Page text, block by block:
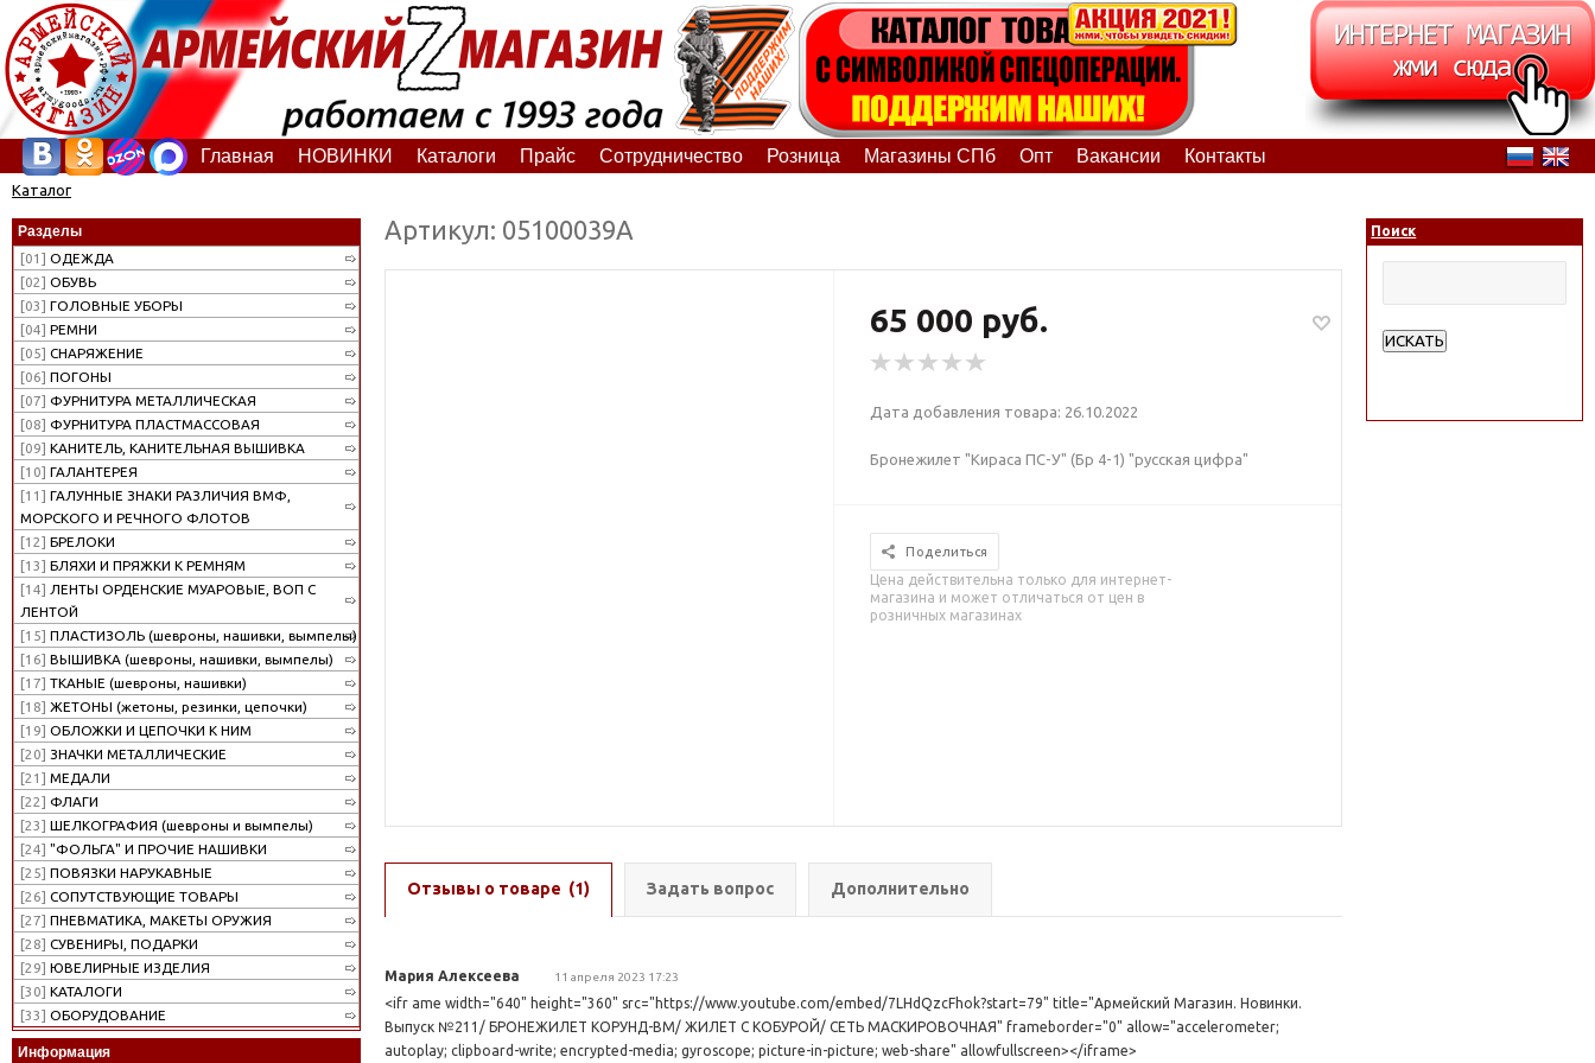
Главная НОВИНКИ Каталоги Прайс Сотрудничество Розница Магазины СПб Опт Вакансии Контакты
Каталог
Разделы
[01] ОДЕЖДА
[02] ОБУВЬ
[03] ГОЛОВНЫЕ УБОРЫ
[04] РЕМНИ
[05] СНАРЯЖЕНИЕ
[06] ПОГОНЫ
[07] ФУРНИТУРА МЕТАЛЛИЧЕСКАЯ
[08] ФУРНИТУРА ПЛАСТМАССОВАЯ
[09] КАНИТЕЛЬ, КАНИТЕЛЬНАЯ ВЫШИВКА
[10] ГАЛАНТЕРЕЯ
[11] ГАЛУННЫЕ ЗНАКИ РАЗЛИЧИЯ ВМФ,
МОРСКОГО И РЕЧНОГО ФЛОТОВ
[12] БРЕЛОКИ
[13] БЛЯХИ И ПРЯЖКИ К РЕМНЯМ
[14] ЛЕНТЫ ОРДЕНСКИЕ МУАРОВЫЕ, ВОП С
ЛЕНТОЙ
[15] ПЛАСТИЗОЛЬ (шевроны, нашивки, вымпелы)
[16] ВЫШИВКА (шевроны, нашивки, вымпелы)
[17] ТКАНЫЕ (шевроны, нашивки)
[18] ЖЕТОНЫ (жетоны, резинки, цепочки)
[19] ОБЛОЖКИ И ЦЕПОЧКИ К НИМ
[20] ЗНАЧКИ МЕТАЛЛИЧЕСКИЕ
[21] МЕДАЛИ
[22] ФЛАГИ
[23] ШЕЛКОГРАФИЯ (шевроны и вымпелы)
[24] "ФОЛЬГА" И ПРОЧИЕ НАШИВКИ
[25] ПОВЯЗКИ НАРУКАВНЫЕ
[26] СОПУТСТВУЮЩИЕ ТОВАРЫ
[27] ПНЕВМАТИКА, МАКЕТЫ ОРУЖИЯ
[28] СУВЕНИРЫ, ПОДАРКИ
[29] ЮВЕЛИРНЫЕ ИЗДЕЛИЯ
[30] КАТАЛОГИ
[33] ОБОРУДОВАНИЕ
Информация
Артикул: 05100039А
65 000 руб.
Дата добавления товара: 26.10.2022
Бронежилет "Кираса ПС-У" (Бр 4-1) "русская цифра"
Поделиться
Цена действительна только для интернет-
магазина и может отличаться от цен в
розничных магазинах
Отзывы о товаре (1) Задать вопрос Дополнительно
Мария Алексеева 11 апреля 2023 17:23
<ifr ame width="640" height="360" src="https://www.youtube.com/embed/7LHdQzcFhok?start=79" title="Армейский Магазин. Новинки.
Выпуск №211/ БРОНЕЖИЛЕТ КОРУНД-ВМ/ ЖИЛЕТ С КОБУРОЙ/ СЕТЬ МАСКИРОВОЧНАЯ" frameborder="0" allow="accelerometer;
autoplay; clipboard-write; encrypted-media; gyroscope; picture-in-picture; web-share" allowfullscreen></iframe>
Поиск
ИСКАТЬ